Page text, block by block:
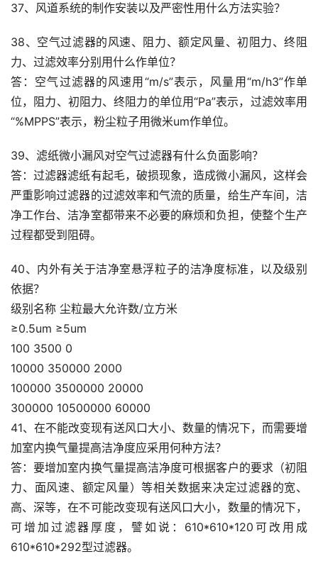
37、风道系统的制作安装以及严密性用什么方法实验？
38、空气过滤器的风速、阻力、额定风量、初阻力、终阻
力、过滤效率分别用什么作单位？
答：空气过滤器的风速用“m/s”表示，风量用“m/h3”作单
位，阻力、初阻力、终阻力的单位用“Pa”表示，过滤效率用
“%MPPS”表示，粉尘粒子用微米um作单位。
39、滤纸微小漏风对空气过滤器有什么负面影响？
答：过滤器滤纸有起毛，破损现象，造成微小漏风，这样会
严重影响过滤器的过滤效率和气流的质量，给生产车间，洁
净工作台、洁净室都带来不必要的麻烦和负担，使整个生产
过程都受到阻碍。
40、内外有关于洁净室悬浮粒子的洁净度标准，以及级别
依据？
级别名称 尘粒最大允许数/立方米
≥0.5um ≥5um
100 3500 0
10000 350000 2000
100000 3500000 20000
300000 10500000 60000
41、在不能改变现有送风口大小、数量的情况下，而需要增
加室内换气量提高洁净度应采用何种方法？
答：要增加室内换气量提高洁净度可根据客户的要求（初阻
力、面风速、额定风量）等相关数据来决定过滤器的宽、
高、深等，在不可能改变现有送风口大小，数量的情况下，
可增加过滤器厚度，譬如说：610*610*120可改用成
610*610*292型过滤器。